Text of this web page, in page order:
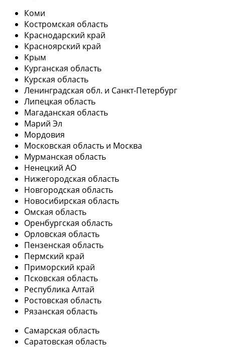
Коми
Костромская область
Краснодарский край
Красноярский край
Крым
Курганская область
Курская область
Ленинградская обл. и Санкт-Петербург
Липецкая область
Магаданская область
Марий Эл
Мордовия
Московская область и Москва
Мурманская область
Ненецкий АО
Нижегородская область
Новгородская область
Новосибирская область
Омская область
Оренбургская область
Орловская область
Пензенская область
Пермский край
Приморский край
Псковская область
Республика Алтай
Ростовская область
Рязанская область
Самарская область
Саратовская область